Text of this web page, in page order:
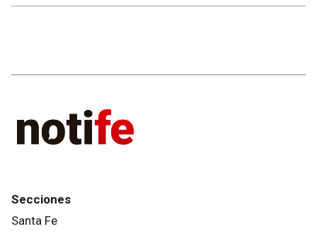
Secciones
Santa Fe